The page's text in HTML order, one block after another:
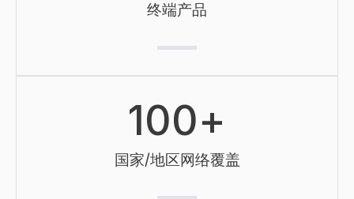
终端产品
100+
国家/地区网络覆盖